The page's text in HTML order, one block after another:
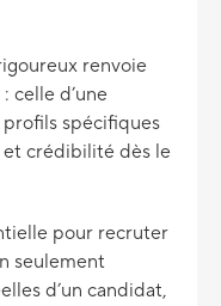
renvoie
celle d’une
spécifiques
crédibilité dès le
pour recruter
seulement
d’un candidat,